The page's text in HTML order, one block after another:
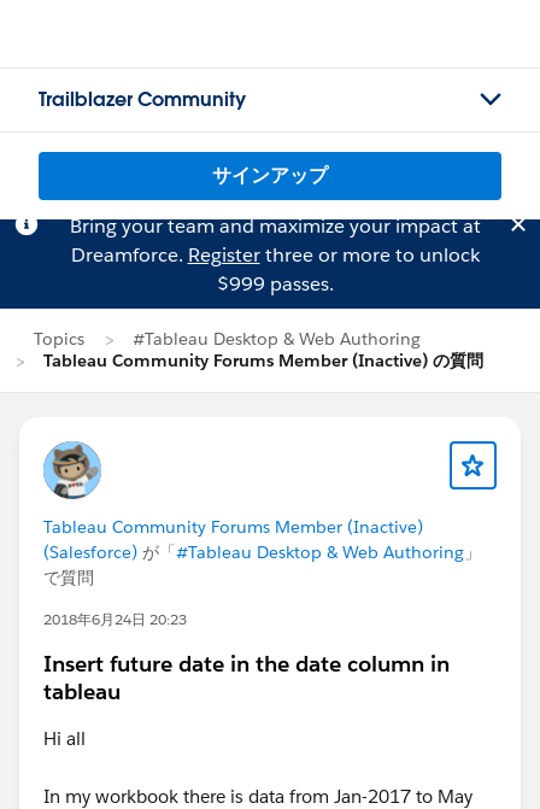
Trailblazer Community
サインアップ
Bring your team and maximize your impact at
Dreamforce. Registerthree or more to unlock
$999 passes.
Topics
#Tableau Desktop & Web Authoring
Tableau Community Forums Member (Inactive) の質問
Tableau Community Forums Member (Inactive)
(Salesforce) が「#Tableau Desktop & Web Authoring 」
で質問
2018年6月24日 20:23
Insert future date in the date column in
tableau
Hi all
In my workbook there is data from Jan-2017 to May